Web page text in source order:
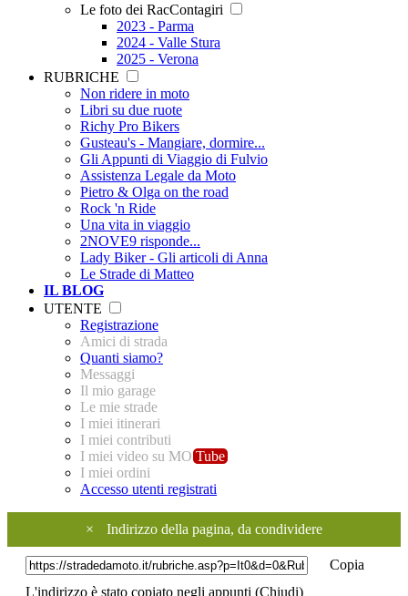
Le foto dei RacContagiri
2023 - Parma
2024 - Valle Stura
2025 - Verona
RUBRICHE
Non ridere in moto
Libri su due ruote
Richy Pro Bikers
Gusteau's - Mangiare, dormire...
Gli Appunti di Viaggio di Fulvio
Assistenza Legale da Moto
Pietro & Olga on the road
Rock 'n Ride
Una vita in viaggio
2NOVE9 risponde...
Lady Biker - Gli articoli di Anna
Le Strade di Matteo
IL BLOG
UTENTE
Registrazione
Amici di strada
Quanti siamo?
Messaggi
Il mio garage
Le mie strade
I miei itinerari
I miei contributi
I miei video su MO Tube
I miei ordini
Accesso utenti registrati
× Indirizzo della pagina, da condividere
Copia
L'indirizzo è stato copiato negli appunti (Chiudi)